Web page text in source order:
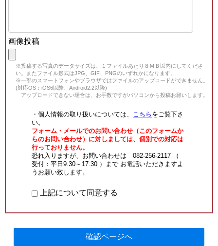
画像投稿
※投稿する写真のデータサイズは、１ファイルあたり８ＭＢ以内にしてくださ
い。またファイル形式はJPG、GIF、PNGのいずれかになります。
※一部のスマートフォンやブラウザではファイルのアップロードができません。
(対応OS：iOS6以降、Android2.2以降)
アップロードできない場合は、お手数ですがパソコンから投稿お願いします。
・個人情報の取り扱いについては、 こちら をご覧下さ
い。
フォーム・メールでのお問い合わせ（このフォームか
らのお問い合わせ）に対しましては、個別での対応は
行っておりません。
恐れ入りますが、お問い合わせは 082-256-2117 （
受付：平日9:30～17:30 ）まで お電話いただきますよ
うお願い致します。
上記について同意する
確認ページへ